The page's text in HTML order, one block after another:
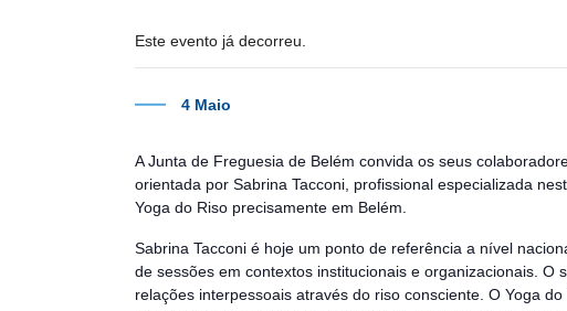
Este evento já decorreu.
4 Maio
A Junta de Freguesia de Belém convida os seus
orientada por Sabrina Tacconi, profissional especializada
Yoga do Riso precisamente em Belém.
Sabrina Tacconi é hoje um ponto de referência a nível
de sessões em contextos institucionais e organizacionais. O
relações interpessoais através do riso consciente. O Yoga